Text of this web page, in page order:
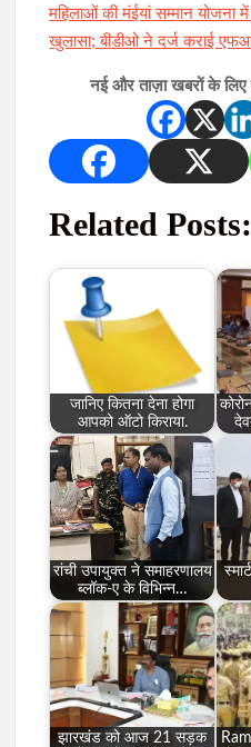
महिलाओं की मंईयां सम्मान योजना
खुलासा; बीडीओ ने दर्ज कराई
नई और ताज़ा खबरों के
Related Posts:
जानिए कितना देना होगा
आपको ऑटो किराया.
रांची उपायुक्त ने समाहरणालय
ब्लॉक-ए के विभिन्न…
झारखंड को आज 21 सड़क